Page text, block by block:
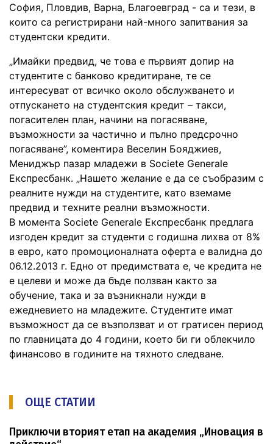
София, Пловдив, Варна, Благоевград - са и тези, в
които са регистрирани най-много запитвания за
студентски кредити.
„Имайки предвид, че това е първият допир на
студентите с банково кредитиране, те се
интересуват от всичко около обслужването и
отпускането на студентския кредит – такси,
погасителен план, начини на погасяване,
възможности за частично и пълно предсрочно
погасяване”, коментира Веселин Бояджиев,
Мениджър пазар младежи в Societe Generale
Експресбанк. „Нашето желание е да се съобразим с
реалните нужди на студентите, като вземаме
предвид и техните реални възможности.
В момента Societe Generale Експресбанк предлага
изгоден кредит за студенти с годишна лихва от 8%
в евро, като промоционалната оферта е валидна до
06.12.2013 г. Едно от предимствата е, че кредита не
е целеви и може да бъде ползван както за
обучение, така и за възникнали нужди в
ежедневието на младежите. Студентите имат
възможност да се възползват и от гратисен период
по главницата до 4 години, което би ги облекчило
финансово в годините на тяхното следване.
ОЩЕ СТАТИИ
Приключи вторият етап на академия „Иновация в